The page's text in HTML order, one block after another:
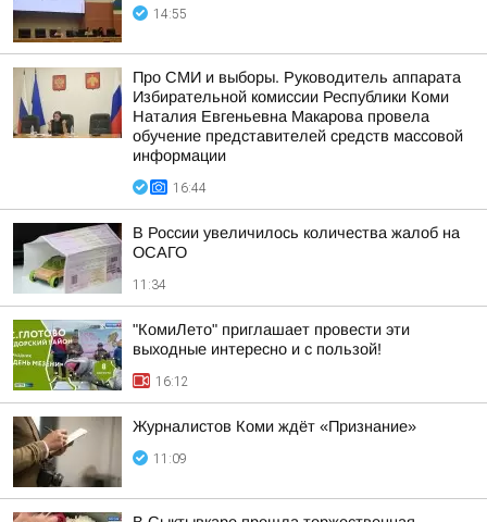
14:55
Про СМИ и выборы. Руководитель аппарата
Избирательной комиссии Республики Коми
Наталия Евгеньевна Макарова провела
обучение представителей средств массовой
информации
16:44
В России увеличилось количества жалоб на
ОСАГО
11:34
"КомиЛето" приглашает провести эти
выходные интересно и с пользой!
16:12
Журналистов Коми ждёт «Признание»
11:09